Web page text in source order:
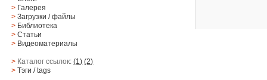
> Галерея
> Загрузки/файлы
> Библиотека
> Статьи
> Видеоматериалы
> Каталог ссылок:(1) (2)
> Тэги/ tags